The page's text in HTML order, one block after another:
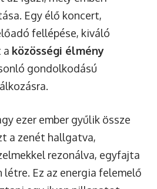
Egy élő koncert,
fellépése, kiváló
a közösségi élmény
gondolkodású
ezer ember gyűlik össze
a zenét hallgatva,
rezonálva, egyfajta
Ez az energia felemelő